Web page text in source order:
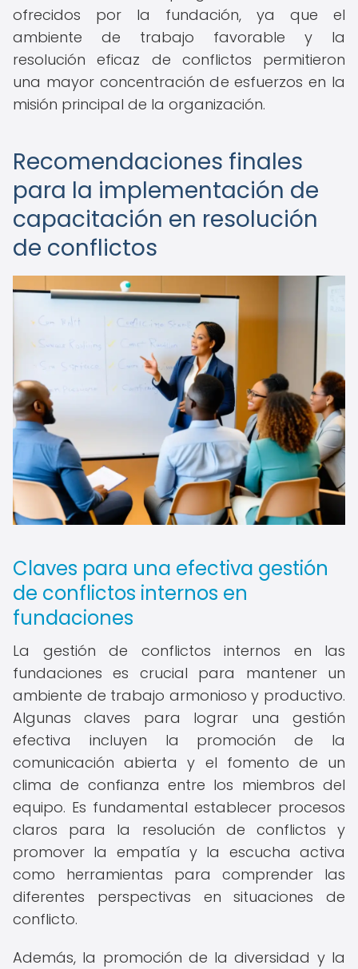
ofrecidos por la fundación, ya que el
ambiente de trabajo favorable y la
resolución eficaz de conflictos permitieron
una mayor concentración de esfuerzos en la
misión principal de la organización.
Recomendaciones finales
para la implementación de
capacitación en resolución
de conflictos
Claves para una efectiva gestión
de conflictos internos en
fundaciones
La gestión de conflictos internos en las
fundaciones es crucial para mantener un
ambiente de trabajo armonioso y productivo.
Algunas claves para lograr una gestión
efectiva incluyen la promoción de la
comunicación abierta y el fomento de un
clima de confianza entre los miembros del
equipo. Es fundamental establecer procesos
claros para la resolución de conflictos y
promover la empatía y la escucha activa
como herramientas para comprender las
diferentes perspectivas en situaciones de
conflicto.
Además, la promoción de la diversidad y la